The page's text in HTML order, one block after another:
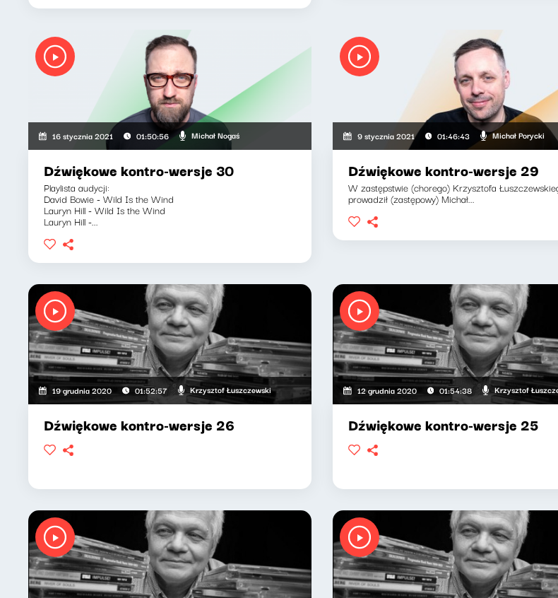
16 stycznia 2021 01:50:56 Michał Nogaś
Dźwiękowe kontro-wersje 30
Playlista audycji:
David Bowie - Wild Is the Wind
Lauryn Hill - Wild Is the Wind
Lauryn Hill -...
9 stycznia 2021 01:46:43 Michał Porycki
Dźwiękowe kontro-wersje 29
W zastępstwie (chorego) Krzysztofa
prowadził (zastępowy) Michał...
19 grudnia 2020 01:52:57 Krzysztof Łuszczewski
Dźwiękowe kontro-wersje 26
12 grudnia 2020 01:54:38 Krzysztof
Dźwiękowe kontro-wersje 25